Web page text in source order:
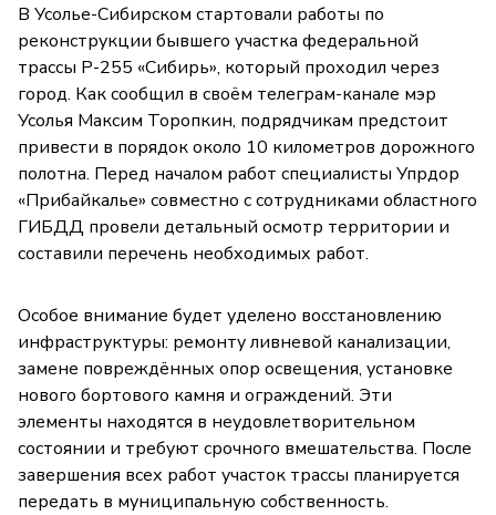
В Усолье-Сибирском стартовали работы по
реконструкции бывшего участка федеральной
трассы Р-255 «Сибирь», который проходил через
город. Как сообщил в своём телеграм-канале мэр
Усолья Максим Торопкин, подрядчикам предстоит
привести в порядок около 10 километров дорожного
полотна. Перед началом работ специалисты Упрдор
«Прибайкалье» совместно с сотрудниками областного
ГИБДД провели детальный осмотр территории и
составили перечень необходимых работ.
Особое внимание будет уделено восстановлению
инфраструктуры: ремонту ливневой канализации,
замене повреждённых опор освещения, установке
нового бортового камня и ограждений. Эти
элементы находятся в неудовлетворительном
состоянии и требуют срочного вмешательства. После
завершения всех работ участок трассы планируется
передать в муниципальную собственность.